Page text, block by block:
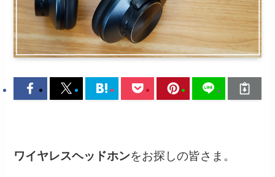
ワイヤレスヘッドホンをお探しの皆さま。